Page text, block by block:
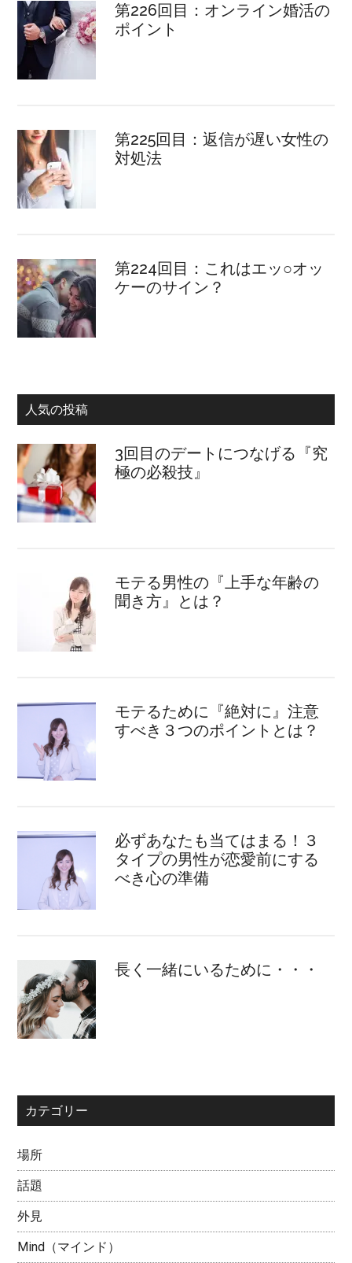
第226回目：オンライン婚活の
ポイント
第225回目：返信が遅い女性の
対処法
第224回目：これはエッ○オッ
ケーのサイン？
人気の投稿
3回目のデートにつなげる『究
極の必殺技』
モテる男性の『上手な年齢の
聞き方』とは？
モテるために『絶対に』注意
すべき３つのポイントとは？
必ずあなたも当てはまる！３
タイプの男性が恋愛前にする
べき心の準備
長く一緒にいるために・・・
カテゴリー
場所
話題
外見
Mind（マインド）